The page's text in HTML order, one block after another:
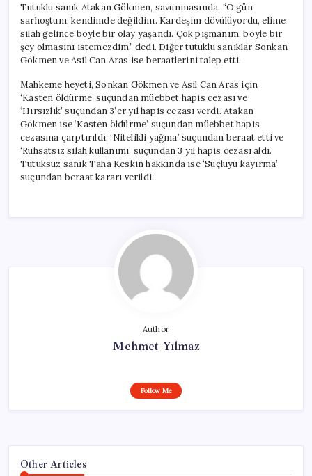
Tutuklu sanık Atakan Gökmen, savunmasında, “O gün
sarhoştum, kendimde değildim. Kardeşim dövülüyordu, elime
silah gelince böyle bir olay yaşandı. Çok pişmanım, böyle bir
şey olmasını istemezdim” dedi. Diğer tutuklu sanıklar Sonkan
Gökmen ve Asil Can Aras ise beraatlerini talep etti.
Mahkeme heyeti, Sonkan Gökmen ve Asil Can Aras için
‘Kasten öldürme’ suçundan müebbet hapis cezası ve
‘Hırsızlık’ suçundan 3’er yıl hapis cezası verdi. Atakan
Gökmen ise ‘Kasten öldürme’ suçundan müebbet hapis
cezasına çarptırıldı, ‘Nitelikli yağma’ suçundan beraat etti ve
‘Ruhsatsız silah kullanımı’ suçundan 3 yıl hapis cezası aldı.
Tutuksuz sanık Taha Keskin hakkında ise ‘Suçluyu kayırma’
suçundan beraat kararı verildi.
Author
Mehmet Yılmaz
Follow Me
Other Articles